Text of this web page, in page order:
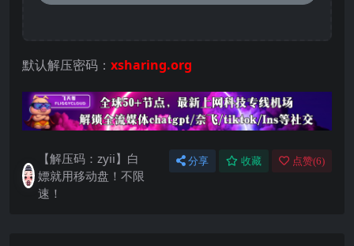
默认解压密码： xsharing.org
【解压码：zyii】白
嫖就用移动盘！不限
速！
分享 收藏 点赞(6)